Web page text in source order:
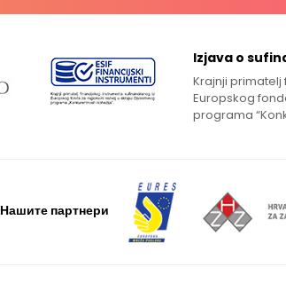
Izjava o
Krajnji
Europskog
programa
Нашите партнери